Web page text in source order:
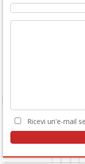
Ricevi un'e-mail